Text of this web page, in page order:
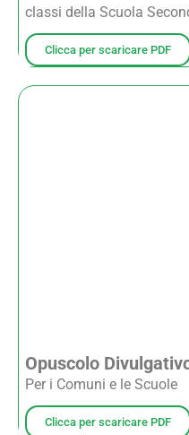
classi della Scuola
Clicca per scaricare PDF
Opuscolo
Per i Comuni e le Scuole
Clicca per scaricare PDF